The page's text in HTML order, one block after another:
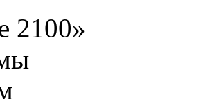
2100»